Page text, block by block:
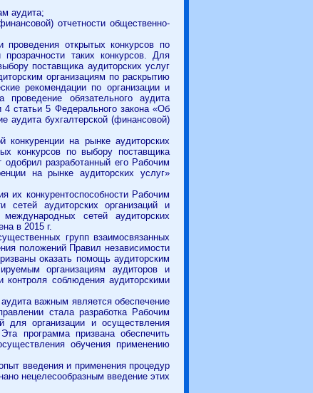
аудита;
отчетности общественно-
открытых конкурсов по
таких конкурсов. Для
поставщика аудиторских услуг
организациям по раскрытию
рекомендации по организации и
обязательного аудита
4 статьи 5 Федерального закона «Об
аудита бухгалтерской (финансовой)
конкуренции на рынке аудиторских
конкурсов по выбору поставщика
разработанный его Рабочим
на рынке аудиторских услуг»
их конкурентоспособности Рабочим
сетей аудиторских организаций и
сетей аудиторских
в 2015 г.
групп взаимосвязанных
положений Правил независимости
оказать помощь аудиторским
организациям аудиторов и
соблюдения аудиторскими
важным является обеспечение
стала разработка Рабочим
для организации и осуществления
программа призвана обеспечить
обучения применению
введения и применения процедур
нецелесообразным введение этих